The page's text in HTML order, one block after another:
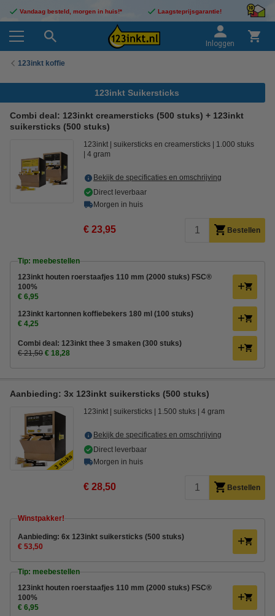
Vandaag besteld, morgen in huis!* Laagsteprijsgarantie!
Inloggen
123inkt koffie
123inkt Suikersticks
Combi deal: 123inkt creamersticks (500 stuks) + 123inkt
suikersticks (500 stuks)
123inkt suikersticks en creamersticks
1.000 stuks
4 gram
Bekijk de specificaties en omschrijving
Direct leverbaar
Morgen in huis
€ 23,95 Bestellen
Tip: meebestellen
123inkt houten roerstaafjes 110 mm (2000 stuks) FSC®
100%
€ 6,95
123inkt kartonnen koffiebekers 180 ml (100 stuks)
€ 4,25
Combi deal: 123inkt thee 3 smaken (300 stuks)
€ 21,50 € 18,28
Aanbieding: 3x 123inkt suikersticks (500 stuks)
123inkt suikersticks 1.500 stuks 4 gram
Bekijk de specificaties en omschrijving
Direct leverbaar
Morgen in huis
€ 28,50 Bestellen
Winstpakker!
Aanbieding: 6x 123inkt suikersticks (500 stuks)
€ 53,50
Tip: meebestellen
123inkt houten roerstaafjes 110 mm (2000 stuks) FSC®
100%
€ 6,95